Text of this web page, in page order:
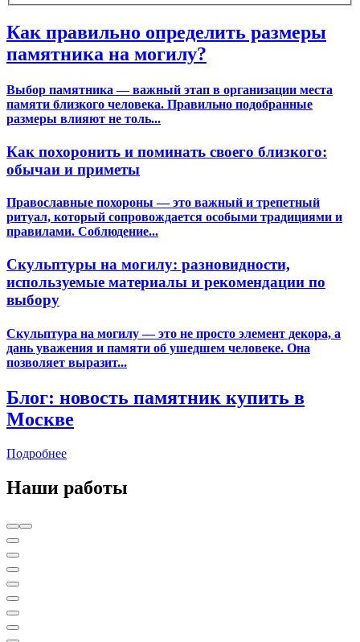
Как правильно определить размеры
памятника на могилу?
Выбор памятника — важный этап в организации места
памяти близкого человека. Правильно подобранные
размеры влияют не толь...
Как похоронить и поминать своего близкого:
обычаи и приметы
Православные похороны — это важный и трепетный
ритуал, который сопровождается особыми традициями и
правилами. Соблюдение...
Скульптуры на могилу: разновидности,
используемые материалы и рекомендации по
выбору
Скульптура на могилу — это не просто элемент декора, а
дань уважения и памяти об ушедшем человеке. Она
позволяет выразит...
Блог: новость памятник купить в
Москве
Подробнее
Наши работы